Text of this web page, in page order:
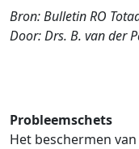
Bron: Bulletin RO
Door: Drs. B. van der
Probleemschets
Het beschermen